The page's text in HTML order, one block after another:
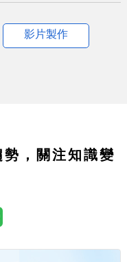
影片製作
，關注知識變